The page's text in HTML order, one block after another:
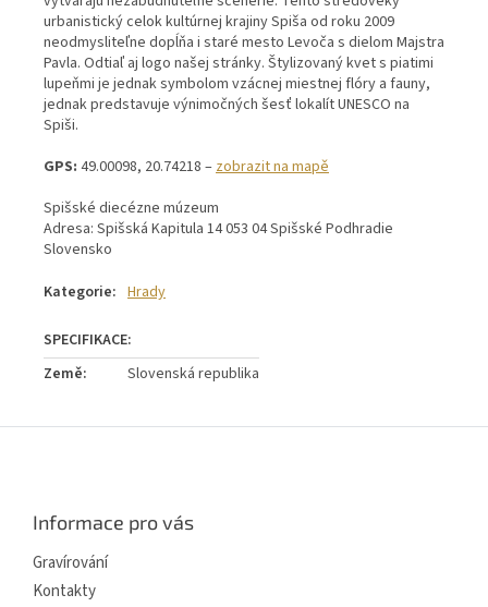
urbanistický celok kultúrnej krajiny Spiša od roku 2009
neodmysliteľne dopĺňa i staré mesto Levoča s dielom Majstra
Pavla. Odtiaľ aj logo našej stránky. Štylizovaný kvet s piatimi
lupeňmi je jednak symbolom vzácnej miestnej flóry a fauny,
jednak predstavuje výnimočných šesť lokalít UNESCO na
Spiši.
GPS: 49.00098, 20.74218 –zobrazit na mapě
Spišské diecézne múzeum
Adresa: Spišská Kapitula 14 053 04 Spišské Podhradie
Slovensko
Kategorie: Hrady
Země: Slovenská republika
Informace pro vás
Gravírování
Kontakty